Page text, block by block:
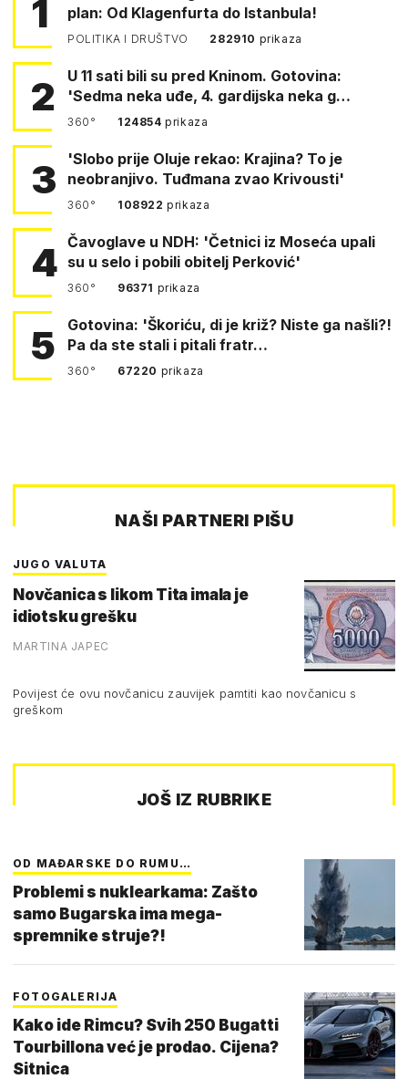
1
plan: Od Klagenfurta do Istanbula!
POLITIKA I DRUŠTVO 282910 prikaza
2
U 11 sati bili su pred Kninom. Gotovina:
'Sedma neka uđe, 4. gardijska neka g…
360° 124854prikaza
3
'Slobo prije Oluje rekao: Krajina? To je
neobranjivo. Tuđmana zvao Krivousti'
360° 108922prikaza
4 Čavoglave u NDH: 'Četnici iz Moseća upali
su u selo i pobili obitelj Perković'
360° 96371 prikaza
5
Gotovina: 'Škoriću, di je križ? Niste ga našli?!
Pa da ste stali i pitali fratr…
360° 67220 prikaza
NAŠI PARTNERI PIŠU
JUGO VALUTA
Novčanica s likom Tita imala je
idiotsku grešku
MARTINA JAPEC
Povijest će ovu novčanicu zauvijek pamtiti kao novčanicu s
greškom
JOŠ IZ RUBRIKE
OD MAĐARSKE DO RUMU…
Problemi s nuklearkama: Zašto
samo Bugarska ima mega-
spremnike struje?!
FOTOGALERIJA
Kako ide Rimcu? Svih 250 Bugatti
Tourbillona već je prodao. Cijena?
Sitnica